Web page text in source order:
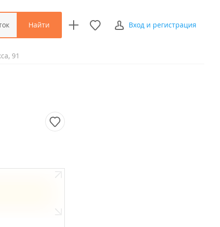
Найти Вход и регистрация
91